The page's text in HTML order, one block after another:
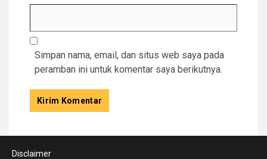
Simpan nama, email, dan situs web saya pada
peramban ini untuk komentar saya berikutnya.
Disclaimer